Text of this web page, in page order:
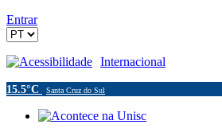
Entrar
Acessibilidade Internacional
15.5°C Santa Cruz do Sul